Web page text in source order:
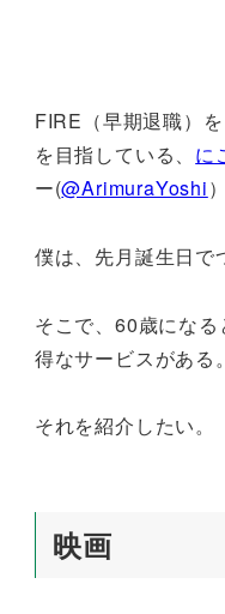
FIRE（早期退職）
を目指している、 に
ー(@ArimuraYoshi
僕は、先月誕生日で
そこで、60歳にな
得なサービスがある。
それを紹介したい。
映画